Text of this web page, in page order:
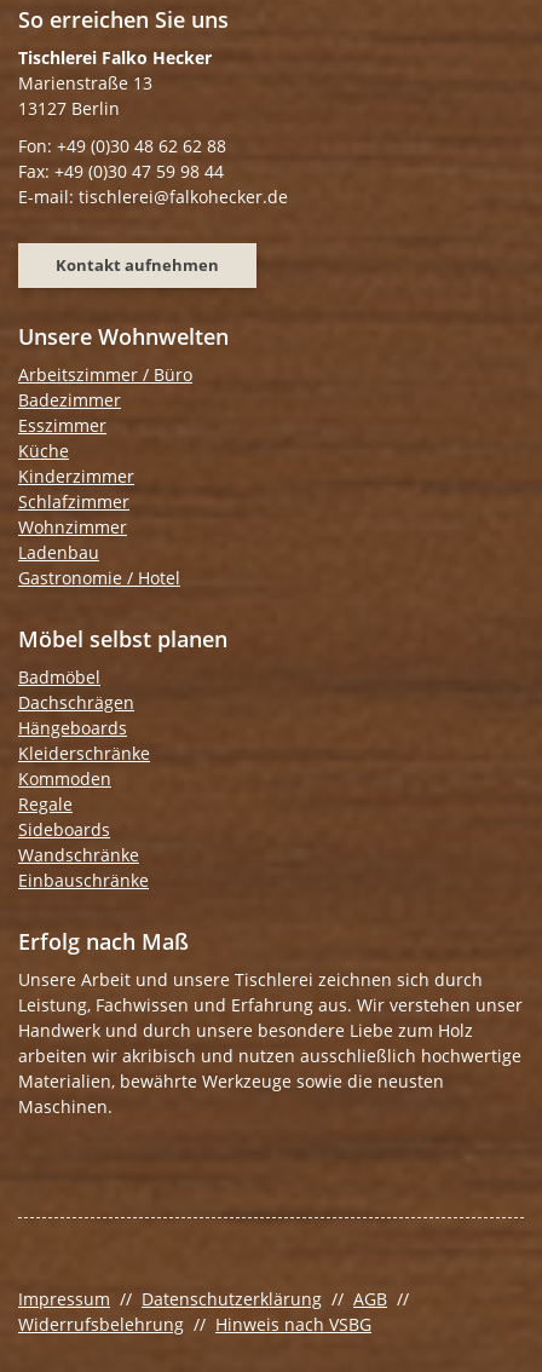
So erreichen Sie uns
Tischlerei Falko Hecker
Marienstraße 13
13127 Berlin
Fon: +49 (0)30 48 62 62 88
Fax: +49 (0)30 47 59 98 44
E-mail: tischlerei@falkohecker.de
Kontakt aufnehmen
Unsere Wohnwelten
Arbeitszimmer / Büro
Badezimmer
Esszimmer
Küche
Kinderzimmer
Schlafzimmer
Wohnzimmer
Ladenbau
Gastronomie / Hotel
Möbel selbst planen
Badmöbel
Dachschrägen
Hängeboards
Kleiderschränke
Kommoden
Regale
Sideboards
Wandschränke
Einbauschränke
Erfolg nach Maß
Unsere Arbeit und unsere Tischlerei zeichnen sich durch
Leistung, Fachwissen und Erfahrung aus. Wir verstehen unser
Handwerk und durch unsere besondere Liebe zum Holz
arbeiten wir akribisch und nutzen ausschließlich hochwertige
Materialien, bewährte Werkzeuge sowie die neusten
Maschinen.
Impressum // Datenschutzerklärung // AGB //
Widerrufsbelehrung // Hinweis nach VSBG